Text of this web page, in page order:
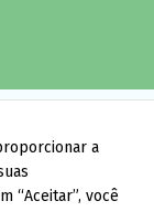
a
“Aceitar”, você